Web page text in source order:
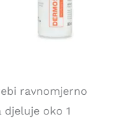
ravnomjerno
oko 1